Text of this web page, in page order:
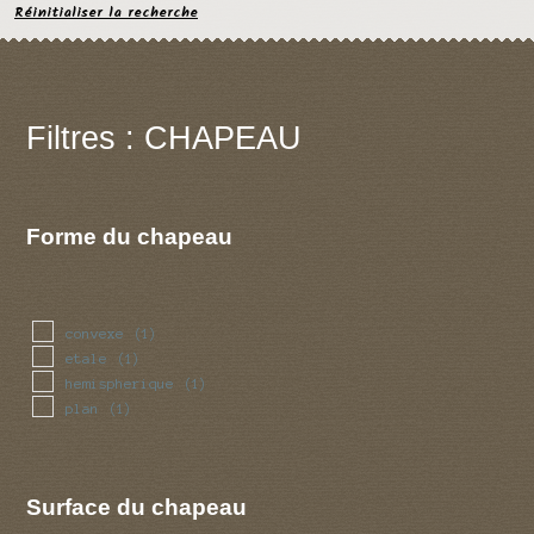
Réinitialiser la recherche
Filtres : CHAPEAU
Forme du chapeau
convexe (1)
etale (1)
hemispherique (1)
plan (1)
Surface du chapeau